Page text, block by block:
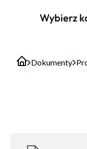
Wybierz
Dokumenty